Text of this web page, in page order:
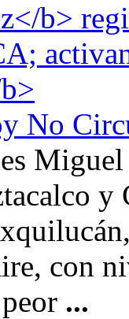
No
y
con
...